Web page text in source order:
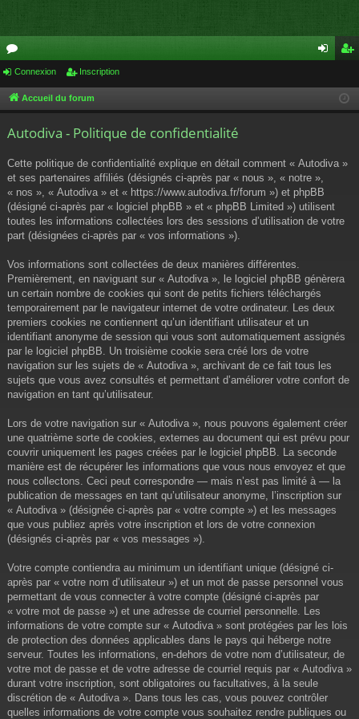
or
u cri
Connexion Inscription
Accueil du forum
Autodiva - Politique de confidentialité
Cette politique de confidentialité explique en détail comment « Autodiva »
et ses partenaires affiliés (désignés ci-après par « nous », « notre »,
« nos », « Autodiva » et « https://www.autodiva.fr/forum ») et phpBB
(désigné ci-après par « logiciel phpBB » et « phpBB Limited ») utilisent
toutes les informations collectées lors des sessions d’utilisation de votre
part (désignées ci-après par « vos informations »).
Vos informations sont collectées de deux manières différentes.
Premièrement, en naviguant sur « Autodiva », le logiciel phpBB génèrera
un certain nombre de cookies qui sont de petits fichiers téléchargés
temporairement par le navigateur internet de votre ordinateur. Les deux
premiers cookies ne contiennent qu’un identifiant utilisateur et un
identifiant anonyme de session qui vous sont automatiquement assignés
par le logiciel phpBB. Un troisième cookie sera créé lors de votre
navigation sur les sujets de « Autodiva », archivant de ce fait tous les
sujets que vous avez consultés et permettant d’améliorer votre confort de
navigation en tant qu’utilisateur.
Lors de votre navigation sur « Autodiva », nous pouvons également créer
une quatrième sorte de cookies, externes au document qui est prévu pour
couvrir uniquement les pages créées par le logiciel phpBB. La seconde
manière est de récupérer les informations que vous nous envoyez et que
nous collectons. Ceci peut correspondre — mais n’est pas limité à — la
publication de messages en tant qu’utilisateur anonyme, l’inscription sur
« Autodiva » (désignée ci-après par « votre compte ») et les messages
que vous publiez après votre inscription et lors de votre connexion
(désignés ci-après par « vos messages »).
Votre compte contiendra au minimum un identifiant unique (désigné ci-
après par « votre nom d’utilisateur ») et un mot de passe personnel vous
permettant de vous connecter à votre compte (désigné ci-après par
« votre mot de passe ») et une adresse de courriel personnelle. Les
informations de votre compte sur « Autodiva » sont protégées par les lois
de protection des données applicables dans le pays qui héberge notre
serveur. Toutes les informations, en-dehors de votre nom d’utilisateur, de
votre mot de passe et de votre adresse de courriel requis par « Autodiva »
durant votre inscription, sont obligatoires ou facultatives, à la seule
discrétion de « Autodiva ». Dans tous les cas, vous pouvez contrôler
quelles informations de votre compte vous souhaitez rendre publiques ou